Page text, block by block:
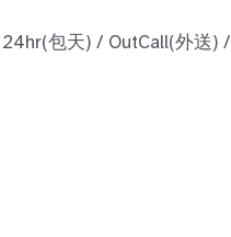
包天) / OutCall(外送) /